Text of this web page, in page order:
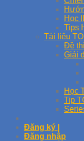
Học
Tips
Tài liệu
Đề
Giải
Học
Tip
Đăng ký |
Đăng nhập